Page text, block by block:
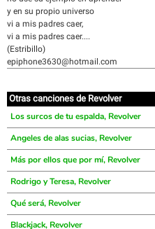
y en su propio universo
vi a mis padres caer,
vi a mis padres caer....
(Estribillo)
epiphone3630@hotmail.com
Otras canciones de Revolver
Los surcos de tu espalda, Revolver
Angeles de alas sucias, Revolver
Más por ellos que por mí, Revolver
Rodrigo y Teresa, Revolver
Qué será, Revolver
Blackjack, Revolver